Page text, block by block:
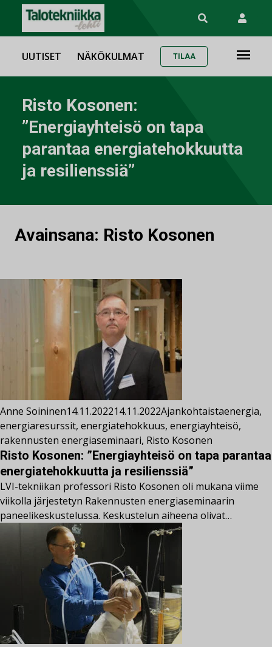
UUTISET NÄKÖKULMAT TILAA
Risto Kosonen:
”Energiayhteisö on tapa
parantaa energiatehokkuutta
ja resilienssiä”
Avainsana: Risto Kosonen
Anne Soininen14.11.202214.11.2022Ajankohtaistaenergia,
energiaresurssit, energiatehokkuus, energiayhteisö,
rakennusten energiaseminaari, Risto Kosonen
Risto Kosonen: ”Energiayhteisö on tapa parantaa
energiatehokkuutta ja resilienssiä”
LVI-tekniikan professori Risto Kosonen oli mukana viime
viikolla järjestetyn Rakennusten energiaseminaarin
paneelikeskustelussa. Keskustelun aiheena olivat…